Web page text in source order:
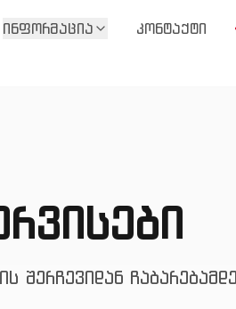
ინფორმაცია კონტაქტი
შერჩევიდან ჩაბარებამდე